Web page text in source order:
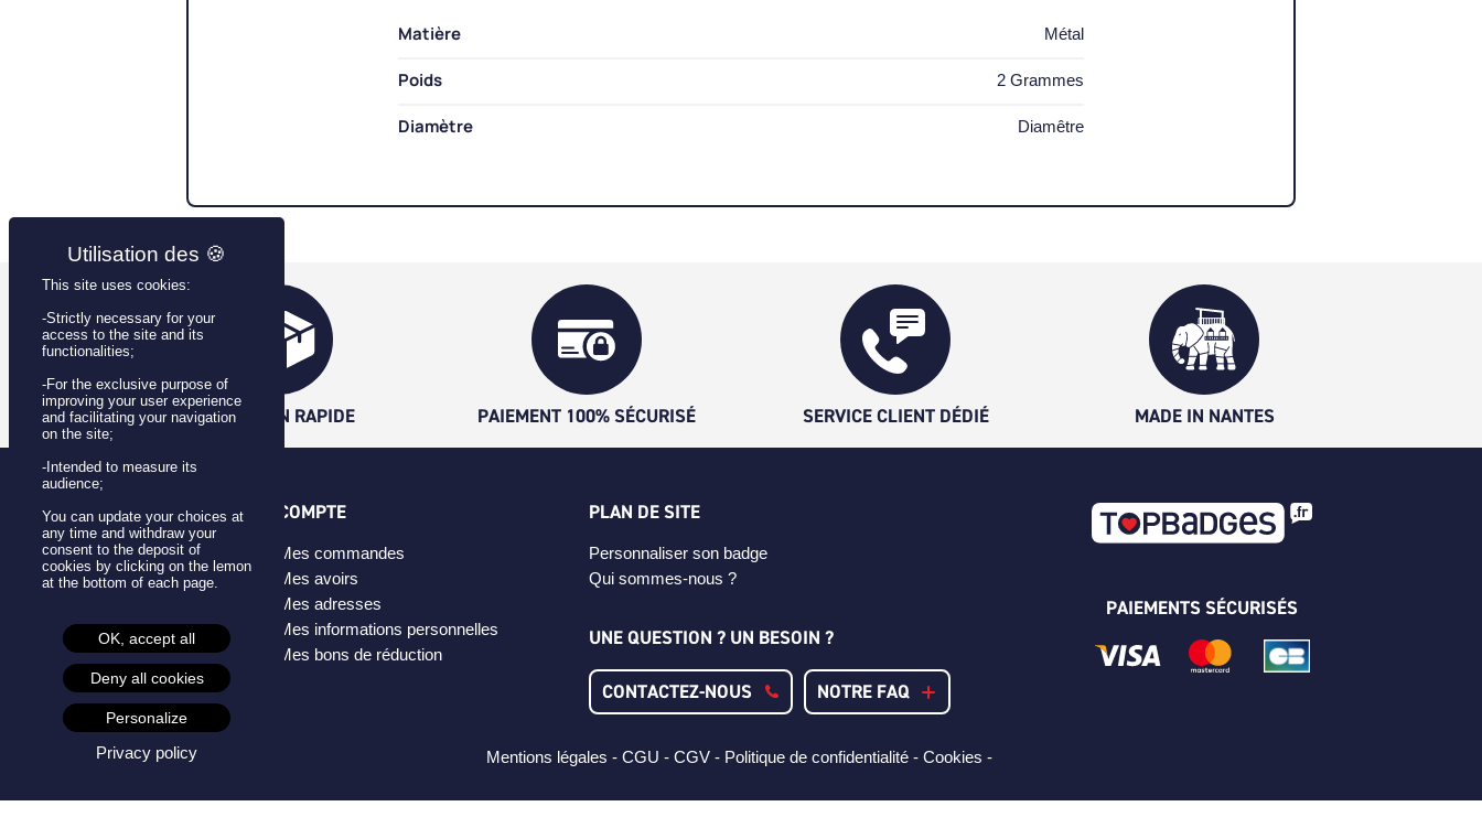
Matière Métal
Poids 2 Grammes
Diamètre Diamêtre
LIVRAISON RAPIDE PAIEMENT 100% SÉCURISÉ SERVICE CLIENT DÉDIÉ MADE IN NANTES
CATÉGORIES
Badges
Pins
Créateurs
COMPTE
Mes commandes
Mes avoirs
Mes adresses
Mes informations personnelles
Mes bons de réduction
PLAN DE SITE
Personnaliser son badge
Qui sommes-nous ?
UNE QUESTION ? UN BESOIN ?
CONTACTEZ-NOUS NOTRE FAQ
PAIEMENTS SÉCURISÉS
Mentions légales - CGU - CGV - Politique de confidentialité - Cookies -
This site uses cookies:
-Strictly necessary for your
access to the site and its
functionalities;
-For the exclusive purpose of
improving your user experience
and facilitating your navigation
on the site;
-Intended to measure its
audience;
You can update your choices at
any time and withdraw your
consent to the deposit of
cookies by clicking on the lemon
at the bottom of each page.
OK, accept all
Deny all cookies
Personalize
Privacy policy